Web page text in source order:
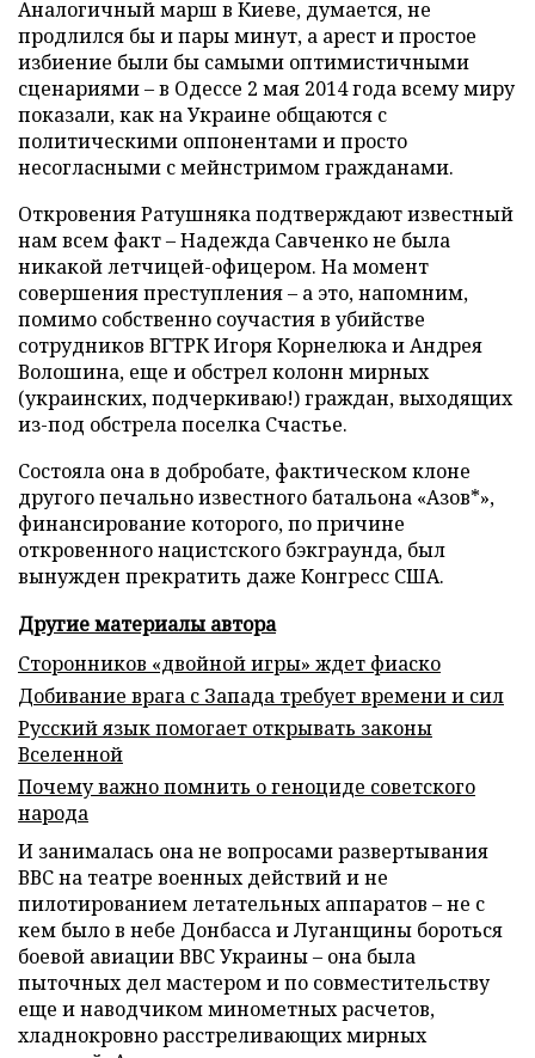
Аналогичный марш в Киеве, думается, не
продлился бы и пары минут, а арест и простое
избиение были бы самыми оптимистичными
сценариями – в Одессе 2 мая 2014 года всему миру
показали, как на Украине общаются с
политическими оппонентами и просто
несогласными с мейнстримом гражданами.
Откровения Ратушняка подтверждают известный
нам всем факт – Надежда Савченко не была
никакой летчицей-офицером. На момент
совершения преступления – а это, напомним,
помимо собственно соучастия в убийстве
сотрудников ВГТРК Игоря Корнелюка и Андрея
Волошина, еще и обстрел колонн мирных
(украинских, подчеркиваю!) граждан, выходящих
из-под обстрела поселка Счастье.
Состояла она в добробате, фактическом клоне
другого печально известного батальона «Азов*»,
финансирование которого, по причине
откровенного нацистского бэкграунда, был
вынужден прекратить даже Конгресс США.
Другие материалы автора
Сторонников «двойной игры» ждет фиаско
Добивание врага с Запада требует времени и сил
Русский язык помогает открывать законы
Вселенной
Почему важно помнить о геноциде советского
народа
И занималась она не вопросами развертывания
ВВС на театре военных действий и не
пилотированием летательных аппаратов – не с
кем было в небе Донбасса и Луганщины бороться
боевой авиации ВВС Украины – она была
пыточных дел мастером и по совместительству
еще и наводчиком минометных расчетов,
хладнокровно расстреливающих мирных